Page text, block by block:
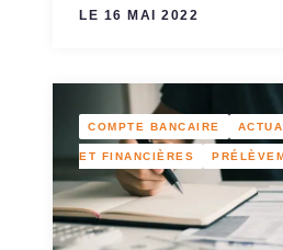
LE 16 MAI 2022
COMPTE BANCAIRE
ET FINANCIÈRES